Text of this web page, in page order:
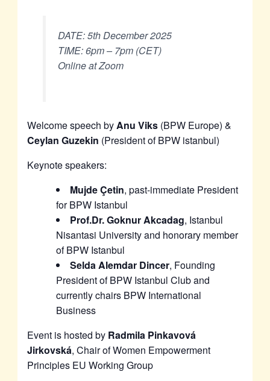
DATE: 5th December 2025
TIME: 6pm – 7pm (CET)
Online at Zoom
Welcome speech byAnu Viks(BPW Europe) &
Ceylan Guzekin (President of BPW istanbul)
Keynote speakers:
Mujde Çetin, past-immediate President
for BPW Istanbul
Prof.Dr. Goknur Akcadag, Istanbul
Nisantasi University and honorary member
of BPW Istanbul
Selda Alemdar Dincer, Founding
President of BPW Istanbul Club and
currently chairs BPW International
Business
Event is hosted by Radmila Pinkavová
Jirkovská, Chair of Women Empowerment
Principles EU Working Group